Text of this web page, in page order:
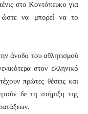
στο Κοντόπευκο για
ώστε να μπορεί να το
άνοδο του αθλητισμού
στον ελληνικό
πρώτες θέσεις και
δε τη στήριξη της